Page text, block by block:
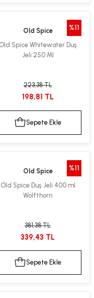
%11
Old Spice
Old Spice Whitewater Duş
Jeli 250 Ml
223,38 TL
198,81 TL
Sepete Ekle
%11
Old Spice
Old Spice Duş Jeli 400 ml
Wolfthorn
381,38 TL
339,43 TL
Sepete Ekle